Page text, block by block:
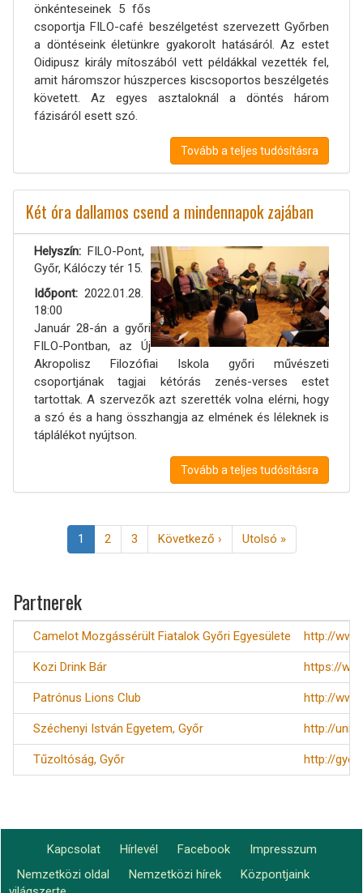
önkénteseinek 5 fős
csoportja FILO-café beszélgetést szervezett Győrben
a döntéseink életünkre gyakorolt hatásáról. Az estet
Oidipusz király mítoszából vett példákkal vezették fel,
amit háromszor húszperces kiscsoportos beszélgetés
követett. Az egyes asztaloknál a döntés három
fázisáról esett szó.
Tovább a teljes tudósításra
Két óra dallamos csend a mindennapok zajában
Helyszín
FILO-Pont,
Győr, Kálóczy tér 15.
Időpont
2022.01.28.
18:00
Január 28-án a győri
FILO-Pontban, az Új
Akropolisz Filozófiai Iskola győri művészeti
csoportjának tagjai kétórás zenés-verses estet
tartottak. A szervezők azt szerették volna elérni, hogy
a szó és a hang összhangja az elmének és léleknek is
táplálékot nyújtson.
Tovább a teljes tudósításra
Oldalszámozás
Jelenlegi
oldal
1 Page
2 Page
3
Következő
oldal
Következő ›
Utolsó
oldal
Utolsó »
Partnerek
Camelot Mozgássérült Fiatalok Győri Egyesülete http://
Kozi Drink Bár https://
Patrónus Lions Club http://
Széchenyi István Egyetem, Győr http://
Tűzoltóság, Győr http://
Footer
Kapcsolat Hírlevél Facebook Impresszum
Nemzetközi oldal Nemzetközi hírek
Központjaink